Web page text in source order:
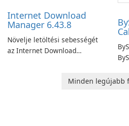
Internet Download
Manager 6.43.8
Növelje letöltési sebességét
az Internet Download
Minden legújabb